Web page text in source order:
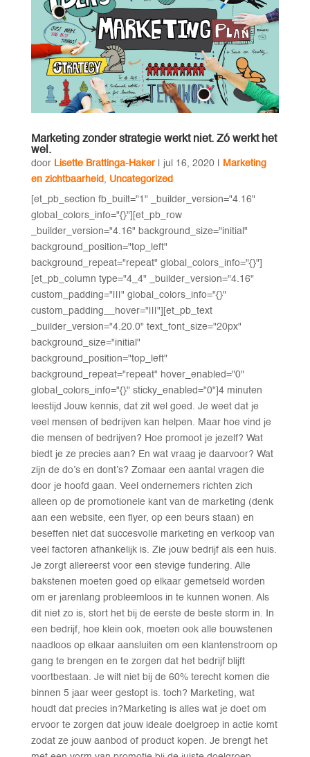
Marketing zonder strategie werkt niet. Zó werkt het
wel.
door Lisette Brattinga-Haker| jul 16, 2020|
Marketing
en zichtbaarheid
Uncategorized
[et_pb_section fb_built="1" _builder_version="4.16"
global_colors_info="{}"][et_pb_row
_builder_version="4.16" background_size="initial"
background_position="top_left"
background_repeat="repeat" global_colors_info="{}"]
[et_pb_column type="4_4" _builder_version="4.16"
custom_padding="|||" global_colors_info="{}"
custom_padding__hover="|||"][et_pb_text
_builder_version="4.20.0" text_font_size="20px"
background_size="initial"
background_position="top_left"
background_repeat="repeat" hover_enabled="0"
global_colors_info="{}" sticky_enabled="0"]4 minuten
leestijd Jouw kennis, dat zit wel goed. Je weet dat je
veel mensen of bedrijven kan helpen. Maar hoe vind je
die mensen of bedrijven? Hoe promoot je jezelf? Wat
biedt je ze precies aan? En wat vraag je daarvoor? Wat
zijn de do’s en dont’s? Zomaar een aantal vragen die
door je hoofd gaan. Veel ondernemers richten zich
alleen op de promotionele kant van de marketing (denk
aan een website, een flyer, op een beurs staan) en
beseffen niet dat succesvolle marketing en verkoop van
veel factoren afhankelijk is. Zie jouw bedrijf als een huis.
Je zorgt allereerst voor een stevige fundering. Alle
bakstenen moeten goed op elkaar gemetseld worden
om er jarenlang probleemloos in te kunnen wonen. Als
dit niet zo is, stort het bij de eerste de beste storm in. In
een bedrijf, hoe klein ook, moeten ook alle bouwstenen
naadloos op elkaar aansluiten om een klantenstroom op
gang te brengen en te zorgen dat het bedrijf blijft
voortbestaan. Je wilt niet bij de 60% terecht komen die
binnen 5 jaar weer gestopt is. toch? Marketing, wat
houdt dat precies in?Marketing is alles wat je doet om
ervoor te zorgen dat jouw ideale doelgroep in actie komt
zodat ze jouw aanbod of product kopen. Je brengt het